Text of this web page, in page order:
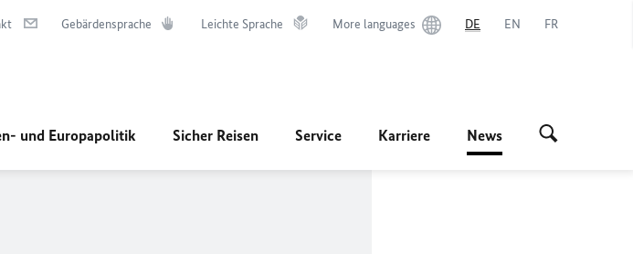
Gebärdensprache Leichte Sprache More languages DE EN FR
und Europapolitik Sicher Reisen Service Karriere News